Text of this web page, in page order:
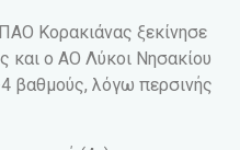
Κορακιάνας ξεκίνησε
και ο ΑΟ Λύκοι Νησακίου
βαθμούς, λόγω περσινής